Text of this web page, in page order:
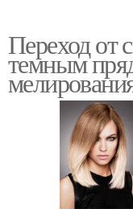
Переход от
темным